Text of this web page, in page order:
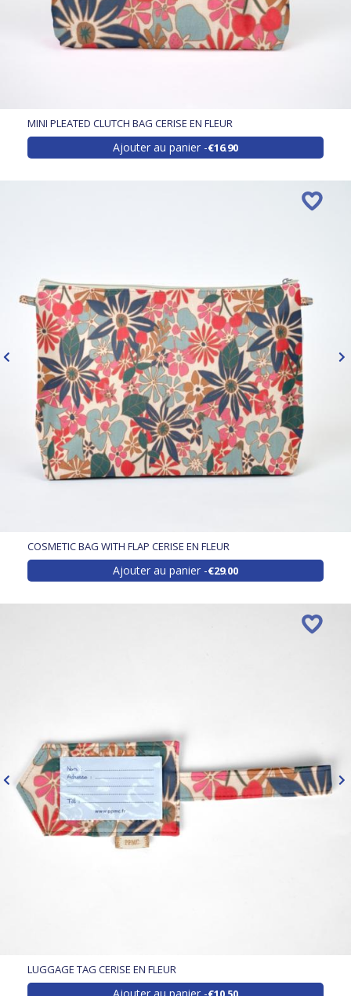
MINI PLEATED CLUTCH BAG CERISE EN FLEUR
Ajouter au panier €16.90
COSMETIC BAG WITH FLAP CERISE EN FLEUR
Ajouter au panier €29.00
LUGGAGE TAG CERISE EN FLEUR
Ajouter au panier